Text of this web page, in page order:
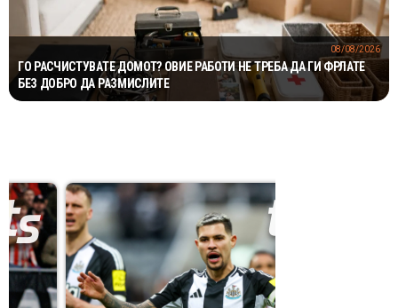
ГО РАСЧИСТУВАТЕ ДОМОТ? ОВИЕ РАБОТИ НЕ ТРЕБА ДА ГИ ФРЛАТЕ
БЕЗ ДОБРО ДА РАЗМИСЛИТЕ
08/08/2026